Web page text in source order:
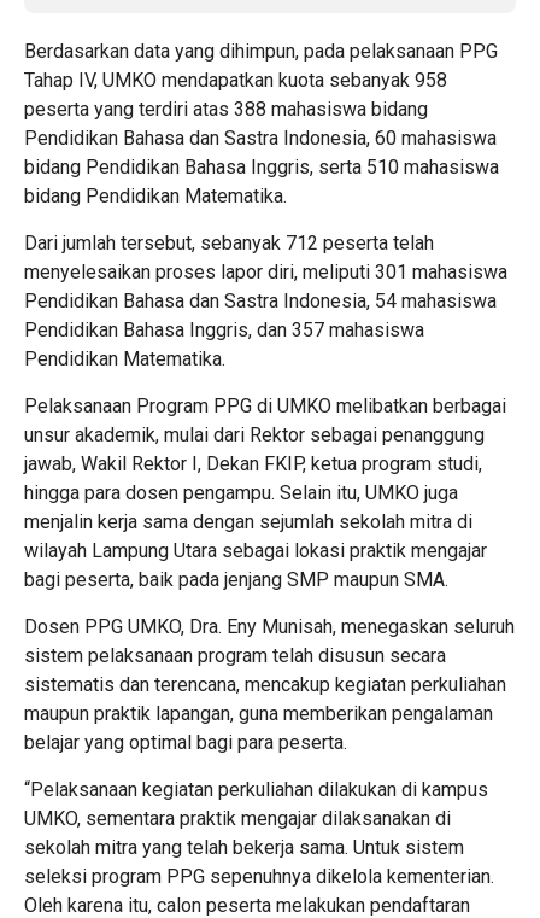
Berdasarkan data yang dihimpun, pada pelaksanaan PPG
Tahap IV, UMKO mendapatkan kuota sebanyak 958
peserta yang terdiri atas 388 mahasiswa bidang
Pendidikan Bahasa dan Sastra Indonesia, 60 mahasiswa
bidang Pendidikan Bahasa Inggris, serta 510 mahasiswa
bidang Pendidikan Matematika.
Dari jumlah tersebut, sebanyak 712 peserta telah
menyelesaikan proses lapor diri, meliputi 301 mahasiswa
Pendidikan Bahasa dan Sastra Indonesia, 54 mahasiswa
Pendidikan Bahasa Inggris, dan 357 mahasiswa
Pendidikan Matematika.
Pelaksanaan Program PPG di UMKO melibatkan berbagai
unsur akademik, mulai dari Rektor sebagai penanggung
jawab, Wakil Rektor I, Dekan FKIP, ketua program studi,
hingga para dosen pengampu. Selain itu, UMKO juga
menjalin kerja sama dengan sejumlah sekolah mitra di
wilayah Lampung Utara sebagai lokasi praktik mengajar
bagi peserta, baik pada jenjang SMP maupun SMA.
Dosen PPG UMKO, Dra. Eny Munisah, menegaskan seluruh
sistem pelaksanaan program telah disusun secara
sistematis dan terencana, mencakup kegiatan perkuliahan
maupun praktik lapangan, guna memberikan pengalaman
belajar yang optimal bagi para peserta.
“Pelaksanaan kegiatan perkuliahan dilakukan di kampus
UMKO, sementara praktik mengajar dilaksanakan di
sekolah mitra yang telah bekerja sama. Untuk sistem
seleksi program PPG sepenuhnya dikelola kementerian.
Oleh karena itu, calon peserta melakukan pendaftaran